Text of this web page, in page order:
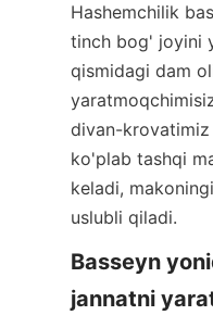
Hashemchilik
tinch bog' joyini
qismidagi dam
divan-
ko'plab tashqi
keladi,
uslubli qiladi.
Basseyn
jannatni